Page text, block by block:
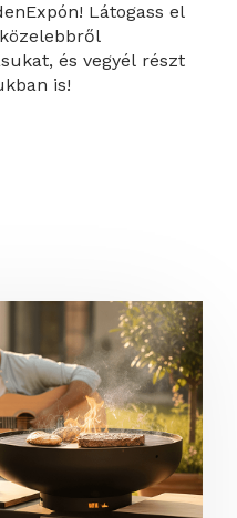
Látogass el
és vegyél részt
is!